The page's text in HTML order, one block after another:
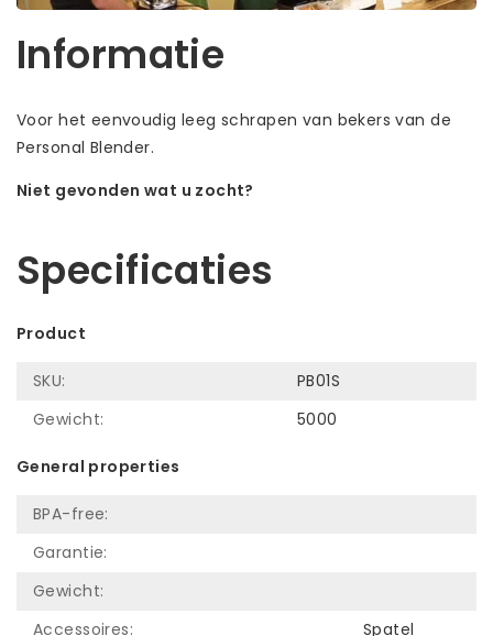
Informatie
Voor het eenvoudig leeg schrapen van bekers van de
Personal Blender.
Niet gevonden wat u zocht?
Specificaties
Product
SKU:
PB01S
Gewicht:
5000
General properties
BPA-free:
Garantie:
Gewicht:
Accessoires:
Spatel